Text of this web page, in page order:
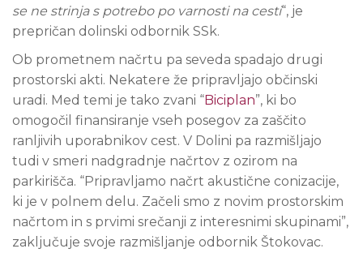
se ne strinja s potrebo po varnosti na cesti“, je
prepričan dolinski odbornik SSk.
Ob prometnem načrtu pa seveda spadajo drugi
prostorski akti. Nekatere že pripravljajo občinski
uradi. Med temi je tako zvani “Biciplan”, ki bo
omogočil finansiranje vseh posegov za zaščito
ranljivih uporabnikov cest. V Dolini pa razmišljajo
tudi v smeri nadgradnje načrtov z ozirom na
parkirišča. “Pripravljamo načrt akustične conizacije,
ki je v polnem delu. Začeli smo z novim prostorskim
načrtom in s prvimi srečanji z interesnimi skupinami”,
zaključuje svoje razmišljanje odbornik Štokovac.